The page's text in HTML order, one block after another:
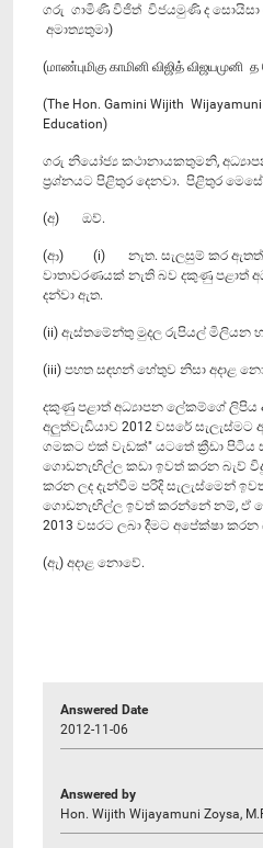
ගරු ගාමිණී විජිත් විජයමුණි ද සොයිසා
අමාත්‍යතුමා)
(மாண்புமிகு காமினி விஜித் விஜயமுனி
(The Hon. Gamini Wijith
Education)
ගරු නියෝජ්‍ය කථානායකතුමනි,
ප්‍රශ්නයට පිළිතුර දෙනවා. පිළිතුර
(අ) ඔව්.
(ආ) (i) නැත. සැලසුම් කර ඇතත්
වාතාවරණයක් නැති බව දකුණු පළාත්
දන්වා ඇත.
(ii) ඇස්තමේන්තු මුදල රුපියල් මිලියන
(iii) පහත සඳහන් හේතුව නිසා අදාළ
දකුණු පළාත් අධ්‍යාපන ලේකම්ගේ
අලුත්වැඩියාව 2012 වසරේ
ගමකට එක් වැඩක්" යටතේ ක්‍රීඩා පිටිය
ගොඩනැඟිල්ල කඩා ඉවත් කරන බැව්
කරන ලද දැන්වීම පරිදි සැලැස්මෙන්
ගොඩනැඟිල්ල ඉවත් කරන්නේ නම්, ඒ
2013 වසරට ලබා දීමට අපේක්ෂා
(ඇ) අදාළ නොවේ.
Answered Date
2012-11-06
Answered by
Hon. Wijith Wijayamuni Zoysa,